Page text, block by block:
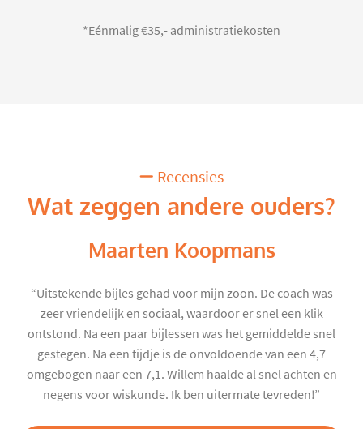
*Eénmalig €35,- administratiekosten
Recensies
Wat zeggen andere ouders?
Maarten Koopmans
“Uitstekende bijles gehad voor mijn zoon. De coach was
zeer vriendelijk en sociaal, waardoor er snel een klik
ontstond. Na een paar bijlessen was het gemiddelde snel
gestegen. Na een tijdje is de onvoldoende van een 4,7
omgebogen naar een 7,1. Willem haalde al snel achten en
negens voor wiskunde. Ik ben uitermate tevreden!”